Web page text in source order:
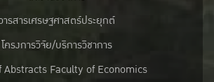
ารสารเศรษฐศาสตร์ประยุกต์
โครงการวิจัย/บริการวิชาการ
Abstracts Faculty of Economics